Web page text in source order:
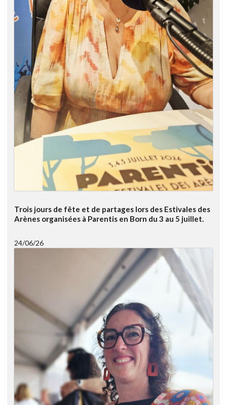
Trois jours de fête et de partages lors des Estivales des
Arènes organisées à Parentis en Born du 3 au 5 juillet.
24/06/26